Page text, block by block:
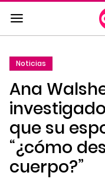
Saltar
al
contenido
a
la
navegación
principal
Noticias
Ana
que su
“¿cómo
cuerpo?”